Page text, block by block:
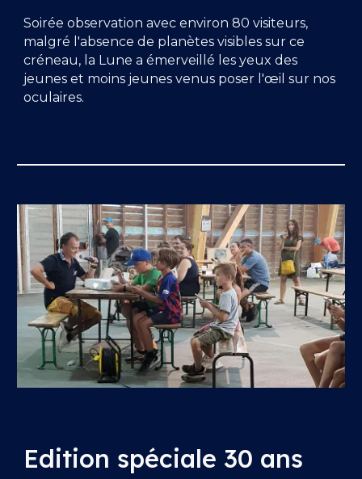
Soirée observation avec environ 80 visiteurs,
malgré l'absence de planètes visibles sur ce
créneau, la Lune a émerveillé les yeux des
jeunes et moins jeunes venus poser l'œil sur nos
oculaires.
Edition spéciale 30 ans